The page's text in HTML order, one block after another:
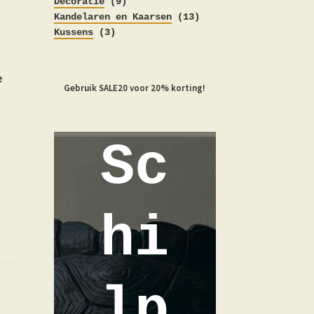
producten
Kandelaren en Kaarsen 1313
Kussens 33
Gebruik SALE20 voor 20% korting!
Sc
hi